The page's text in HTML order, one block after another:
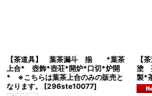
【茶道具】 葉茶漏斗 揃 *葉茶
上合* 壺飾*壺荘*開炉*口切*炉開
* ※こちらは葉茶上合のみの販売と
なります。
[296ste10077]
【
塗
製*